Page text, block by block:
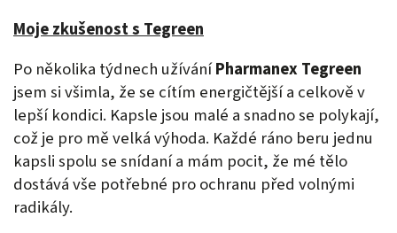
Moje zkušenost s Tegreen
Po několika týdnech užíváníPharmanex Tegreen
jsem si všimla, že se cítím energičtější a celkově v
lepší kondici. Kapsle jsou malé a snadno se polykají,
což je pro mě velká výhoda. Každé ráno beru jednu
kapsli spolu se snídaní a mám pocit, že mé tělo
dostává vše potřebné pro ochranu před volnými
radikály.